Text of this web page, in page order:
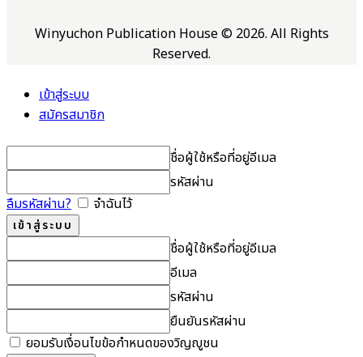
Winyuchon Publication House © 2026. All Rights
Reserved.
เข้าสู่ระบบ
สมัครสมาชิก
ชื่อผู้ใช้หรือที่อยู่อีเมล
รหัสผ่าน
ลืมรหัสผ่าน?
จำฉันไว้
ชื่อผู้ใช้หรือที่อยู่อีเมล
อีเมล
รหัสผ่าน
ยืนยันรหัสผ่าน
ยอมรับเงื่อนไขข้อกำหนดของวิญญูชน